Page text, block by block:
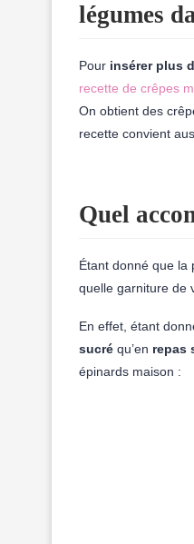
légumes
Pour insérer plus
recette de crêpes
On obtient des
recette convient
Quel
Étant donné que la
quelle garniture de
En effet, étant
sucré qu’en repas
épinards maison :